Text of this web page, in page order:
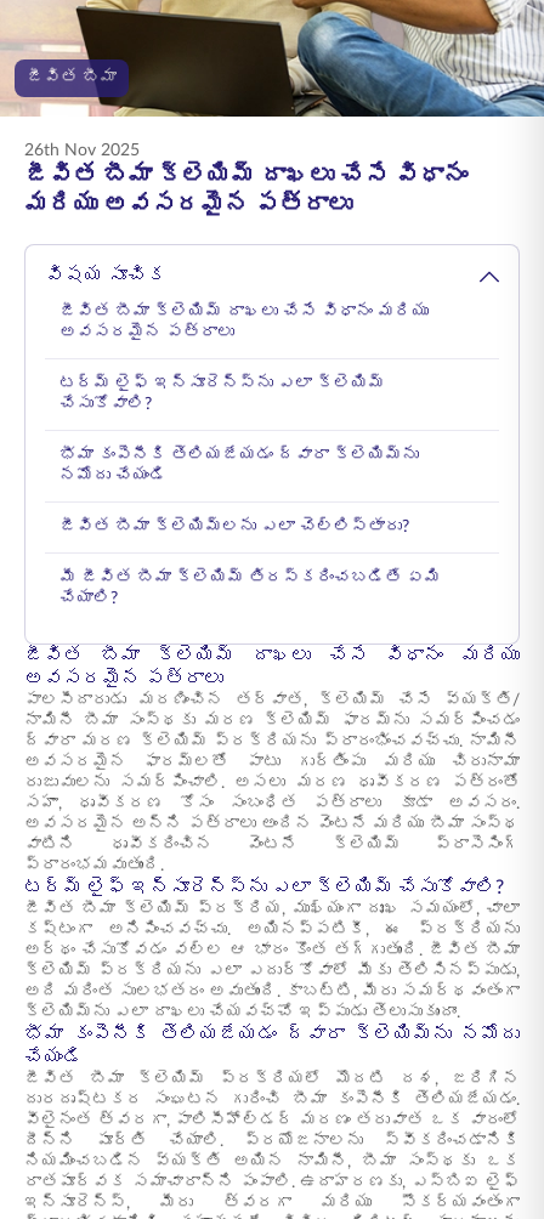
ENGLISH
ఆన్‌లైన్‌లో కొనండి ప్రీమియం చెల్లించండి
జీవిత బీమా
26th Nov 2025
జీవిత బీమా క్లెయిమ్ దాఖలు చేసే విధానం
మరియు అవసరమైన పత్రాలు
విషయ సూచిక
జీవిత బీమా క్లెయిమ్ దాఖలు చేసే విధానం మరియు
అవసరమైన పత్రాలు
టర్మ్ లైఫ్ ఇన్సూరెన్స్‌ను ఎలా క్లెయిమ్
చేసుకోవాలి?
భీమా కంపెనీకి తెలియజేయడం ద్వారా క్లెయిమ్‌ను
నమోదు చేయండి
జీవిత బీమా క్లెయిమ్‌లను ఎలా చెల్లిస్తారు?
మీ జీవిత బీమా క్లెయిమ్ తిరస్కరించబడితే ఏమి
చేయాలి?
జీవిత బీమా క్లెయిమ్ దాఖలు చేసే విధానం మరియు
అవసరమైన పత్రాలు
పాలసీదారుడు మరణించిన తర్వాత, క్లెయిమ్ చేసే వ్యక్తి/
నామినీ బీమా సంస్థకు మరణ క్లెయిమ్ ఫారమ్‌ను సమర్పించడం
ద్వారా మరణ క్లెయిమ్ ప్రక్రియను ప్రారంభించవచ్చు. నామినీ
అవసరమైన ఫారమ్‌లతో పాటు గుర్తింపు మరియు చిరునామా
రుజువులను సమర్పించాలి. అసలు మరణ ధృవీకరణ పత్రంతో
సహా, ధృవీకరణ కోసం సంబంధిత పత్రాలు కూడా అవసరం.
అవసరమైన అన్ని పత్రాలు అందిన వెంటనే మరియు బీమా సంస్థ
వాటిని ధృవీకరించిన వెంటనే క్లెయిమ్ ప్రాసెసింగ్
ప్రారంభమవుతుంది.
టర్మ్ లైఫ్ ఇన్సూరెన్స్‌ను ఎలా క్లెయిమ్ చేసుకోవాలి?
జీవిత బీమా క్లెయిమ్ ప్రక్రియ, ముఖ్యంగా దుఃఖ సమయంలో, చాలా
కష్టంగా అనిపించవచ్చు. అయినప్పటికీ, ఈ ప్రక్రియను
అర్థం చేసుకోవడం వల్ల ఆ భారం కొంత తగ్గుతుంది. జీవిత బీమా
క్లెయిమ్ ప్రక్రియను ఎలా ఎదుర్కోవాలో మీకు తెలిసినప్పుడు,
అది మరింత సులభతరం అవుతుంది. కాబట్టి, మీరు సమర్థవంతంగా
క్లెయిమ్‌ను ఎలా దాఖలు చేయవచ్చో ఇప్పుడు తెలుసుకుందాం.
భీమా కంపెనీకి తెలియజేయడం ద్వారా క్లెయిమ్‌ను నమోదు
చేయండి
జీవిత బీమా క్లెయిమ్ ప్రక్రియలో మొదటి దశ, జరిగిన
దురదృష్టకర సంఘటన గురించి బీమా కంపెనీకి తెలియజేయడం.
వీలైనంత త్వరగా, పాలిసీహోల్డర్ మరణం తరువాత ఒక వారంలో
దీన్ని పూర్తి చేయాలి. ప్రయోజనాలను స్వీకరించడానికి
నియమించబడిన వ్యక్తి అయిన నామినీ, బీమా సంస్థకు ఒక
రాతపూర్వక సమాచారాన్ని పంపాలి. ఉదాహరణకు, ఎస్‌బిఐ లైఫ్
ఇన్సూరెన్స్, మీరు త్వరగా మరియు సౌకర్యవంతంగా